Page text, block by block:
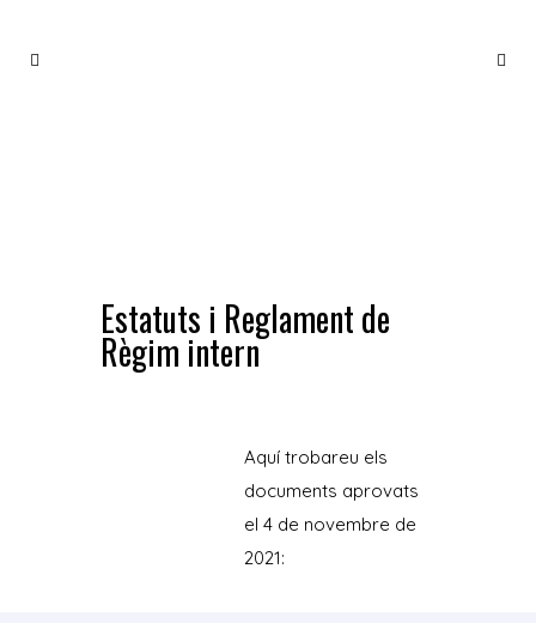
Estatuts i Reglament de
Règim intern
Aquí trobareu els
documents aprovats
el 4 de novembre de
2021: